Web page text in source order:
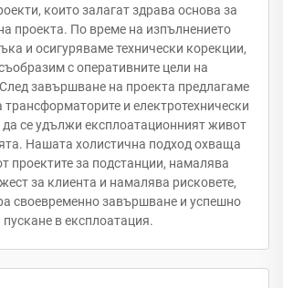
които залагат здрава основа за
проекта. По време на изпълнението
и осигуряваме технически корекции,
с оперативните цели на
завършване на проекта предлагаме
трансформаторите и електротехнически
се удължи експлоатационният живот
Нашата холистична подход охваща
проектите за подстанции, намалява
за клиента и намалява рисковете,
своевременно завършване и успешно
пускане в експлоатация.